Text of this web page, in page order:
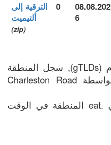
08.08.202
6
0
الترقية إلى
ألتيميت
(zip)
.eat هو نطاق الأعلى العام (gTLDs), سجل المنطقة
الذي يتم الحفاظ عليه بواسطة Charleston Road
لدينا 3 نطاقات متوفر في .eat المنطقة في الوقت